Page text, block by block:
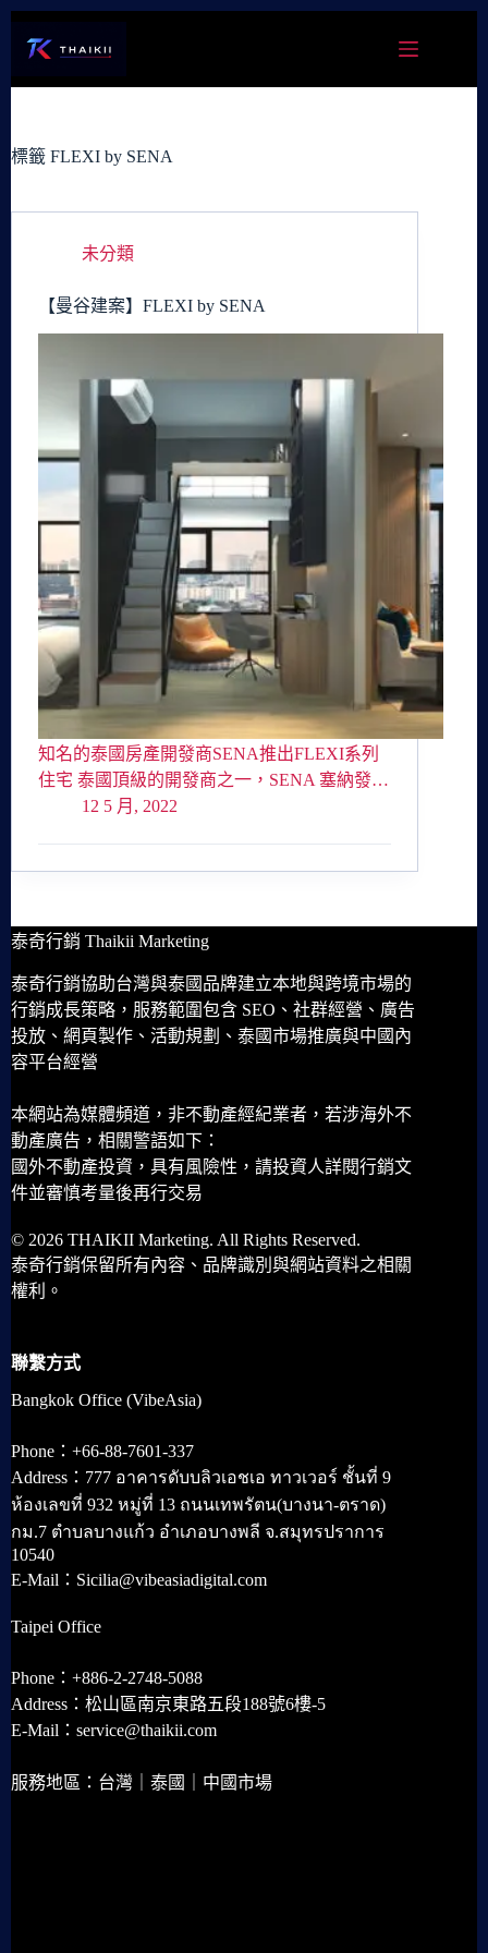
容
標籤 FLEXI by SENA
未分類
【曼谷建案】FLEXI by SENA
知名的泰國房產開發商SENA推出FLEXI系列
住宅 泰國頂級的開發商之一，SENA 塞納發…
12 5 月, 2022
泰奇行銷 Thaikii Marketing
泰奇行銷協助台灣與泰國品牌建立本地與跨境市場的
行銷成長策略，服務範圍包含 SEO、社群經營、廣告
投放、網頁製作、活動規劃、泰國市場推廣與中國內
容平台經營
本網站為媒體頻道，非不動產經紀業者，若涉海外不
動產廣告，相關警語如下：
國外不動產投資，具有風險性，請投資人詳閱行銷文
件並審慎考量後再行交易
© 2026 THAIKII Marketing. All Rights Reserved.
泰奇行銷保留所有內容、品牌識別與網站資料之相關
權利。
聯繫方式
Bangkok Office (VibeAsia)
Phone：+66-88-7601-337
Address：777 อาคารดับบลิวเอชเอ ทาวเวอร์ ชั้นที่ 9
ห้องเลขที่ 932 หมู่ที่ 13 ถนนเทพรัตน(บางนา-ตราด)
กม.7 ตำบลบางแก้ว อำเภอบางพลี จ.สมุทรปราการ
10540
E-Mail：Sicilia@vibeasiadigital.com
Taipei Office
Phone：+886-2-2748-5088
Address：松山區南京東路五段188號6樓-5
E-Mail：service@thaikii.com
服務地區：台灣｜泰國｜中國市場